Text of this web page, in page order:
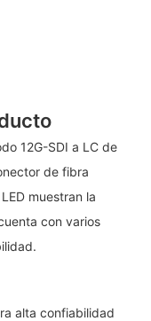
12G-SDI a LC de
de fibra
muestran la
con varios
alta confiabilidad